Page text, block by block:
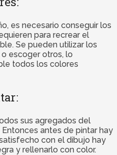
es necesario conseguir los
para recrear el
Se pueden utilizar los
escoger otros, lo
todos los colores
sus agregados del
antes de pintar hay
con el dibujo hay
y rellenarlo con color.